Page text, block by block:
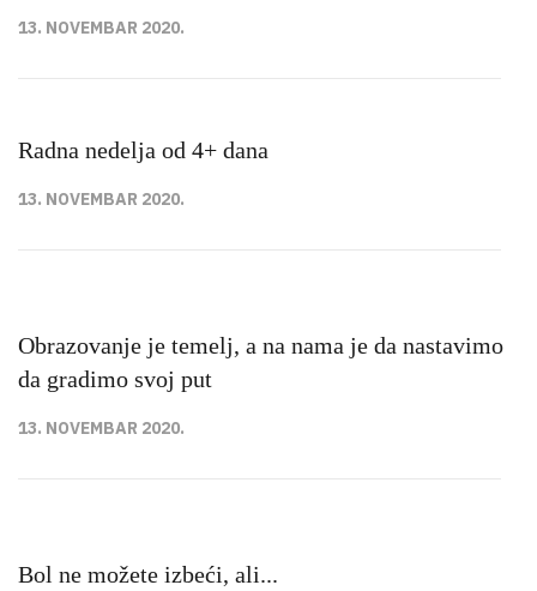
13. NOVEMBAR 2020.
Radna nedelja od 4+ dana
13. NOVEMBAR 2020.
Obrazovanje je temelj, a na nama je da nastavimo
da gradimo svoj put
13. NOVEMBAR 2020.
Bol ne možete izbeći, ali...